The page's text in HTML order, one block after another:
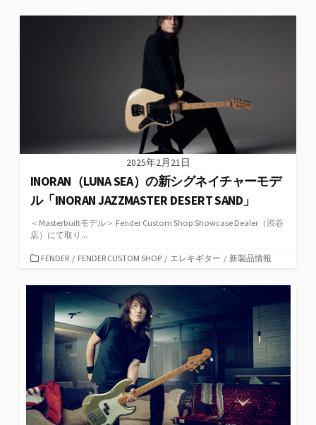
ゴ
2025年2月21日
INORAN（LUNA SEA）の新シグネイチャーモデ
ル「INORAN JAZZMASTER DESERT SAND」
＜Masterbuiltモデル＞ Fender Custom Shop Showcase Dealer（渋谷
店）にて取り...
カ
ゴ
FENDER / FENDER CUSTOM SHOP / エレキギター / 新製品情報